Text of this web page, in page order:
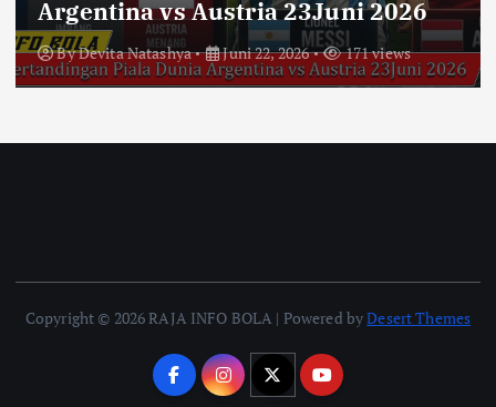
Argentina vs Austria 23Juni 2026
ByDevita Natashya Juni 22, 2026 171 views
Copyright © 2026 RAJA INFO BOLA | Powered byDesert Themes